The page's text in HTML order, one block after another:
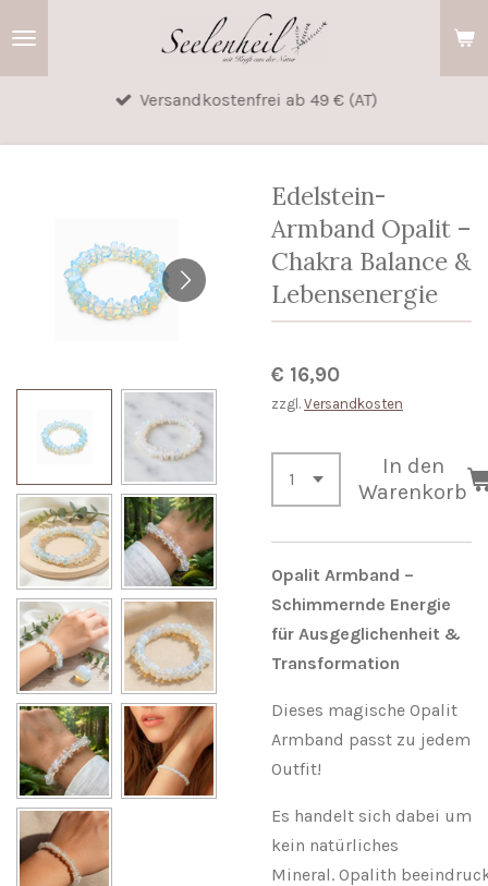
Versandkostenfrei ab 49 € (AT)
Edelstein-
Armband Opalit –
Chakra Balance &
Lebensenergie
€ 16,90
zzgl. Versandkosten
In den
Warenkorb
Opalit Armband –
Schimmernde Energie
für Ausgeglichenheit &
Transformation
Dieses magische Opalit
Armband passt zu jedem
Outfit!
Es handelt sich dabei um
kein natürliches
Mineral. Opalith